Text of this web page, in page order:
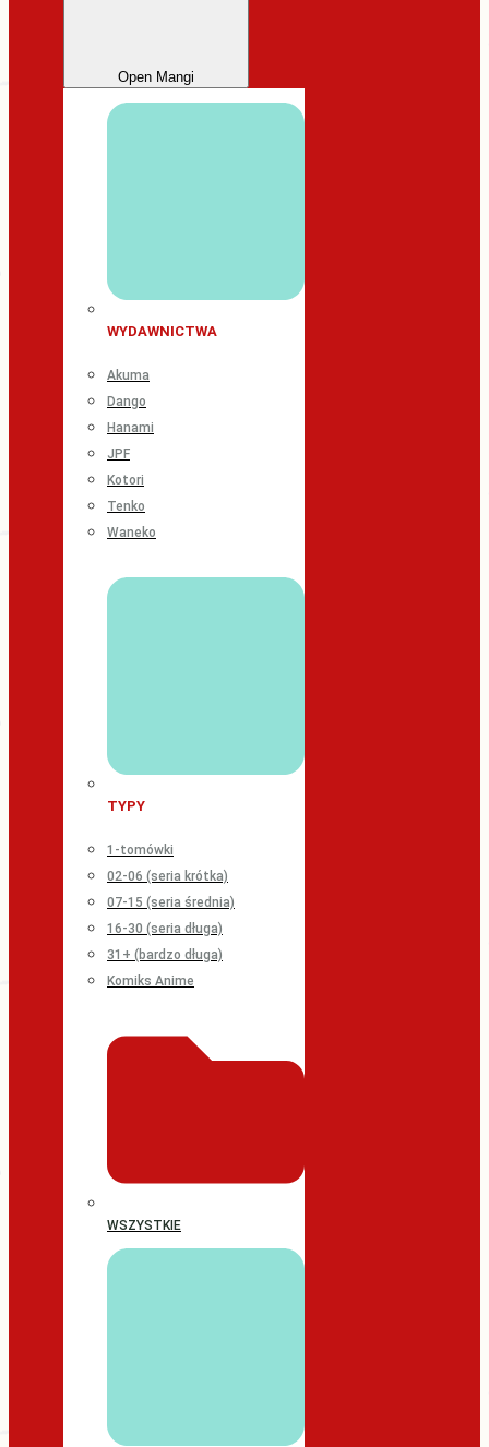
Open Mangi
WYDAWNICTWA
Akuma
Dango
Hanami
JPF
Kotori
Tenko
Waneko
TYPY
1-tomówki
02-06 (seria krótka)
07-15 (seria średnia)
16-30 (seria długa)
31+ (bardzo długa)
Komiks Anime
WSZYSTKIE